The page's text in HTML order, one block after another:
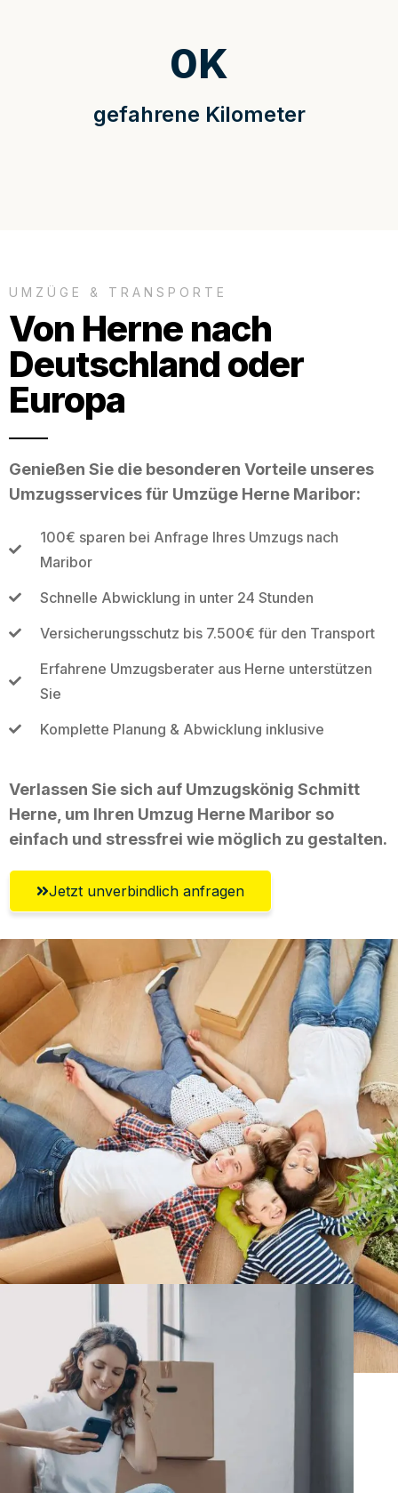
gefahrene Kilometer
0K
UMZÜGE & TRANSPORTE
Von Herne nach
Deutschland oder
Europa
Genießen Sie die besonderen Vorteile unseres
Umzugsservices für Umzüge Herne Maribor:
100€ sparen bei Anfrage Ihres Umzugs nach
Maribor
Schnelle Abwicklung in unter 24 Stunden
Versicherungsschutz bis 7.500€ für den Transport
Erfahrene Umzugsberater aus Herne unterstützen
Sie
Komplette Planung & Abwicklung inklusive
Verlassen Sie sich auf Umzugskönig Schmitt
Herne, um Ihren Umzug Herne Maribor so
einfach und stressfrei wie möglich zu gestalten.
Jetzt unverbindlich anfragen